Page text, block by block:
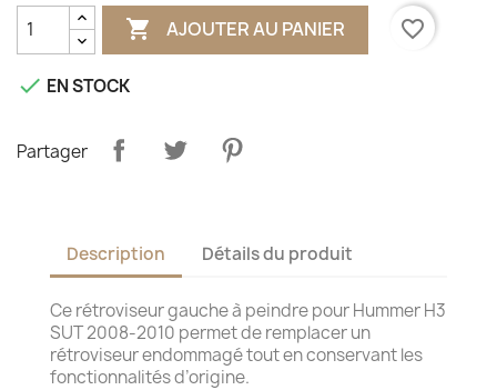
 AJOUTER AU PANIER favorite_border
 EN STOCK
Partager
Description Détails du produit
Ce rétroviseur gauche à peindre pour Hummer H3
SUT 2008‑2010 permet de remplacer un
rétroviseur endommagé tout en conservant les
fonctionnalités d’origine.